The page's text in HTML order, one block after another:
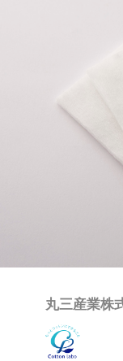
丸三産業株